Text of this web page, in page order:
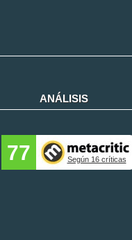
ANÁLISIS
77 Según 16 críticas